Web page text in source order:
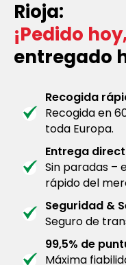
Rioja:
¡Pedido
entregado
Recogida
Recogida en
toda Europa.
Entrega
Sin paradas –
rápido del
Seguridad &
Seguro de
99,5% de
Máxima